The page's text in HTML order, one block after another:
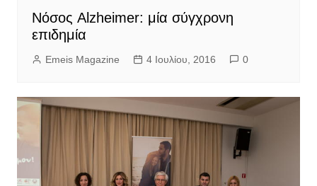
Νόσος Alzheimer: μία σύγχρονη
επιδημία
Emeis Magazine 4 Ιουλίου, 2016 0